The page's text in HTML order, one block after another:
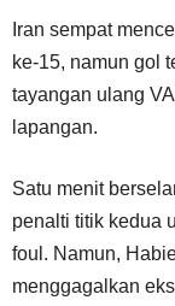
Iran sempat
ke-15, namun gol
tayangan ulang
lapangan.
Satu menit
penalti titik kedua
foul. Namun,
menggagalkan